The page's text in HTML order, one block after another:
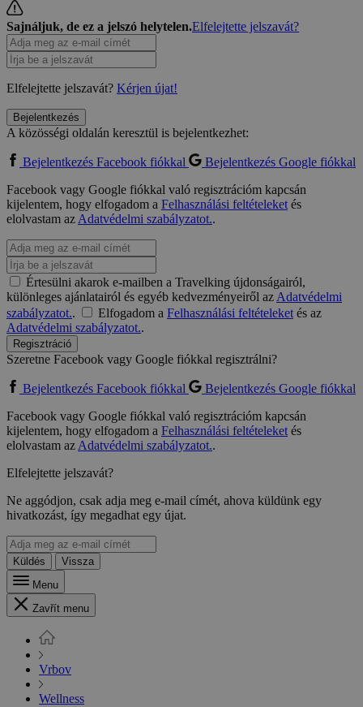
Sajnáljuk, de ez a jelszó helytelen.Elfelejtette jelszavát?
Elfelejtette jelszavát? Kérjen újat!
Bejelentkezés
A közösségi oldalán keresztül is bejelentkezhet:
Bejelentkezés Facebook fiókkal
Bejelentkezés Google fiókkal
Facebook vagy Google fiókkal való regisztrációm kapcsán
kijelentem, hogy elfogadom a Felhasználási feltételeketés
elolvastam azAdatvédelmi szabályzatot..
Értesülni akarok e-mailben a Travelking újdonságairól,
különleges ajánlatairól és egyéb kedvezményeiről azAdatvédelmi
szabályzatot.. Elfogadom a Felhasználási feltételeketés az
Adatvédelmi szabályzatot..
Regisztráció
Szeretne Facebook vagy Google fiókkal regisztrálni?
Bejelentkezés Facebook fiókkal
Bejelentkezés Google fiókkal
Facebook vagy Google fiókkal való regisztrációm kapcsán
kijelentem, hogy elfogadom a Felhasználási feltételeketés
elolvastam azAdatvédelmi szabályzatot..
Elfelejtette jelszavát?
Ne aggódjon, csak adja meg e-mail címét, ahova küldünk egy
hivatkozást, így megadhat egy újat.
Küldés
Vissza
Menu
Zavřít menu
Vrbov
Wellness